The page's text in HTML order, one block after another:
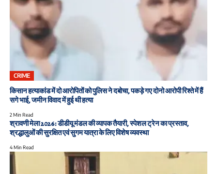
CRIME
किसान हत्याकांड में दो आरोपितों को पुलिस ने दबोचा, पकड़े गए दोनो आरोपी रिश्ते में हैं
सगे भाई, जमीन विवाद में हुई थी हत्या
2 Min Read
श्रावणी मेला 2026: डीडीयू मंडल की व्यापक तैयारी, स्पेशल ट्रेन का प्रस्ताव,
श्रद्धालुओं की सुरक्षित एवं सुगम यात्रा के लिए विशेष व्यवस्था
4 Min Read